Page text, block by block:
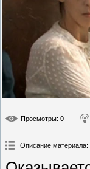
Просмотры: 0
Описание материала: